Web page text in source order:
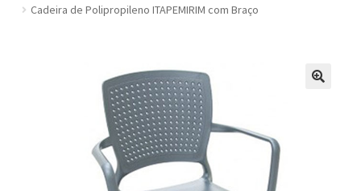
Acabamento Assentos e Encostos
Acabamento MDF
Cadeira de Polipropileno ITAPEMIRIM com Braço